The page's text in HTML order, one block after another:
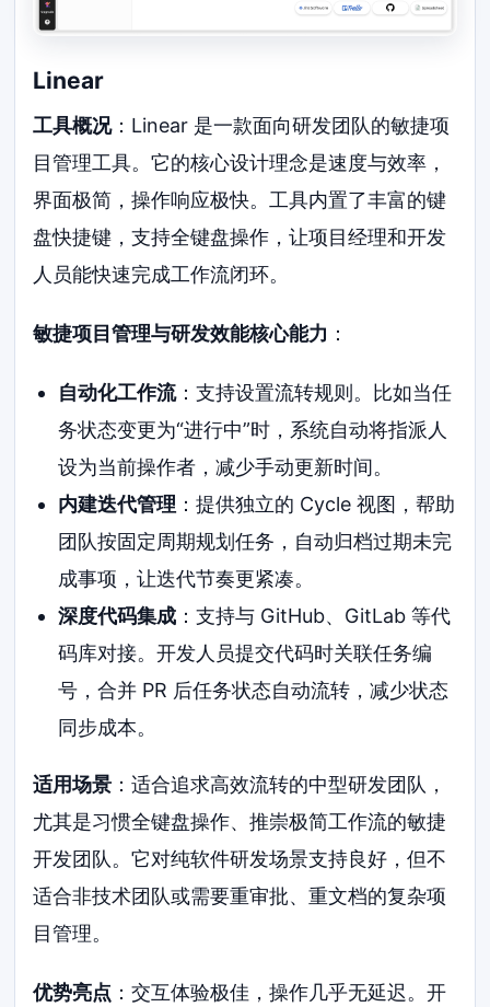
Linear
工具概况：Linear 是一款面向研发团队的敏捷项
目管理工具。它的核心设计理念是速度与效率，
界面极简，操作响应极快。工具内置了丰富的键
盘快捷键，支持全键盘操作，让项目经理和开发
人员能快速完成工作流闭环。
敏捷项目管理与研发效能核心能力 ：
自动化工作流：支持设置流转规则。比如当任
务状态变更为“进行中”时，系统自动将指派人
设为当前操作者，减少手动更新时间。
内建迭代管理 ：提供独立的 Cycle 视图，帮助
团队按固定周期规划任务，自动归档过期未完
成事项，让迭代节奏更紧凑。
深度代码集成：支持与 GitHub、GitLab 等代
码库对接。开发人员提交代码时关联任务编
号，合并 PR 后任务状态自动流转，减少状态
同步成本。
适用场景 ：适合追求高效流转的中型研发团队，
尤其是习惯全键盘操作、推崇极简工作流的敏捷
开发团队。它对纯软件研发场景支持良好，但不
适合非技术团队或需要重审批、重文档的复杂项
目管理。
优势亮点 ：交互体验极佳，操作几乎无延迟。开